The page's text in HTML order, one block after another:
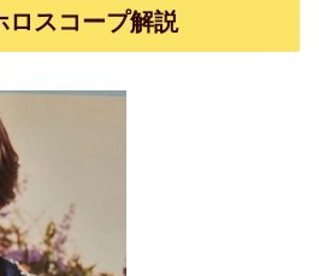
スコープ解説